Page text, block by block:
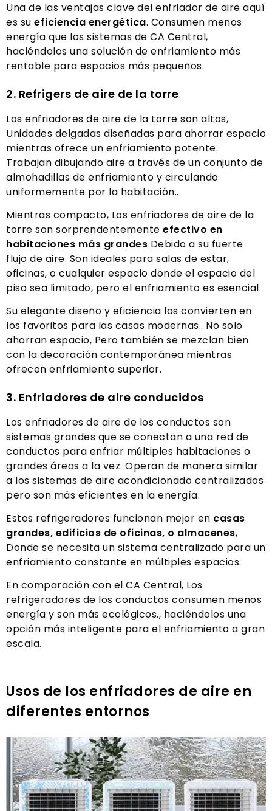
Una de las ventajas clave del enfriador de aire aquí
es su eficiencia energética. Consumen menos
energía que los sistemas de CA Central,
haciéndolos una solución de enfriamiento más
rentable para espacios más pequeños.
2. Refrigers de aire de la torre
Los enfriadores de aire de la torre son altos,
Unidades delgadas diseñadas para ahorrar espacio
mientras ofrece un enfriamiento potente.
Trabajan dibujando aire a través de un conjunto de
almohadillas de enfriamiento y circulando
uniformemente por la habitación..
Mientras compacto, Los enfriadores de aire de la
torre son sorprendentemente efectivo en
habitaciones más grandes Debido a su fuerte
flujo de aire. Son ideales para salas de estar,
oficinas, o cualquier espacio donde el espacio del
piso sea limitado, pero el enfriamiento es esencial.
Su elegante diseño y eficiencia los convierten en
los favoritos para las casas modernas.. No solo
ahorran espacio, Pero también se mezclan bien
con la decoración contemporánea mientras
ofrecen enfriamiento superior.
3. Enfriadores de aire conducidos
Los enfriadores de aire de los conductos son
sistemas grandes que se conectan a una red de
conductos para enfriar múltiples habitaciones o
grandes áreas a la vez. Operan de manera similar
a los sistemas de aire acondicionado centralizados
pero son más eficientes en la energía.
Estos refrigeradores funcionan mejor en casas
grandes, edificios de oficinas, o almacenes,
Donde se necesita un sistema centralizado para un
enfriamiento constante en múltiples espacios.
En comparación con el CA Central, Los
refrigeradores de los conductos consumen menos
energía y son más ecológicos., haciéndolos una
opción más inteligente para el enfriamiento a gran
escala.
Usos de los enfriadores de aire en
diferentes entornos